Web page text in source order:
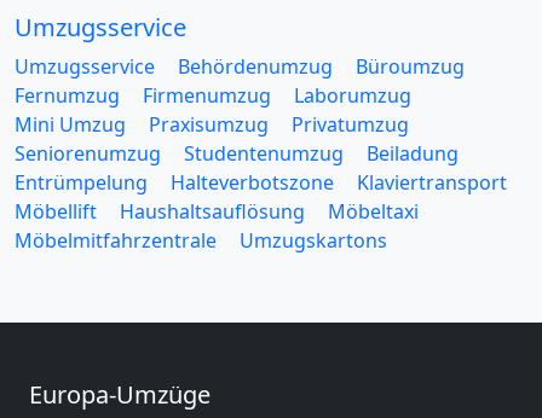
Umzugsservice
Umzugsservice Behördenumzug
Büroumzug
Fernumzug
Firmenumzug
Laborumzug
Mini Umzug
Praxisumzug
Privatumzug
Seniorenumzug
Studentenumzug
Beiladung
Entrümpelung
Halteverbotszone
Klaviertransport
Möbellift
Haushaltsauflösung
Möbeltaxi
Möbelmitfahrzentrale
Umzugskartons
Europa-Umzüge